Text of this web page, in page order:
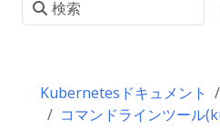
Kubernetesドキュメント
コマンドラインツール